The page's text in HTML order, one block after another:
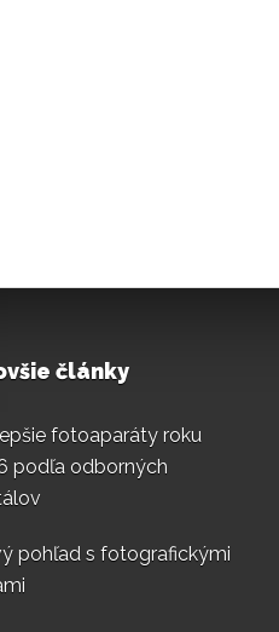
články
fotoaparáty roku
podľa odborných
pohľad s fotografickými